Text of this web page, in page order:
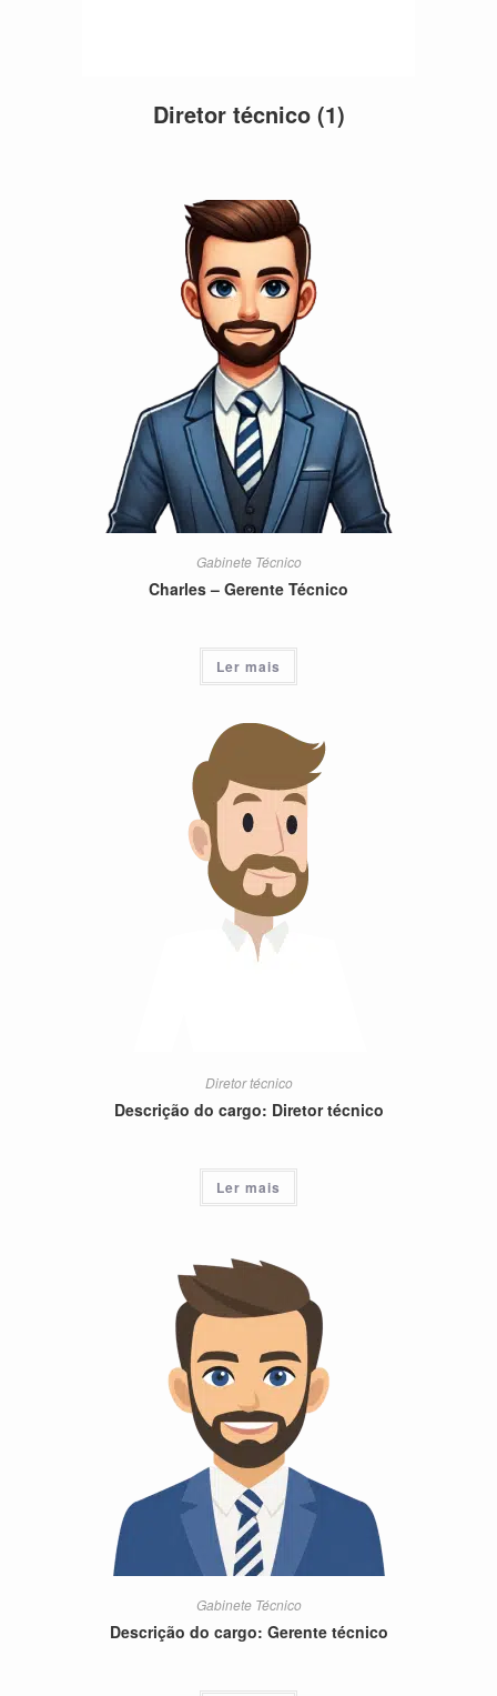
Diretor técnico (1)
Gabinete Técnico
Charles – Gerente Técnico
Ler mais
Diretor técnico
Descrição do cargo: Diretor técnico
Ler mais
Gabinete Técnico
Descrição do cargo: Gerente técnico